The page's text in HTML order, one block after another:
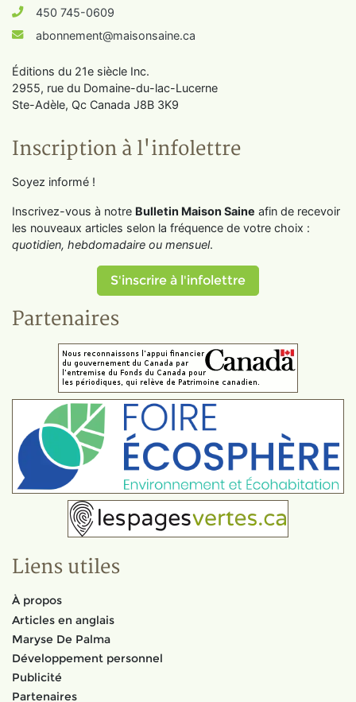
450 745-0609
abonnement@maisonsaine.ca
Éditions du 21e siècle Inc.
2955, rue du Domaine-du-lac-Lucerne
Ste-Adèle, Qc Canada J8B 3K9
Inscription à l'infolettre
Soyez informé !
Inscrivez-vous à notre Bulletin Maison Saine afin de recevoir
les nouveaux articles selon la fréquence de votre choix :
quotidien, hebdomadaire ou mensuel.
S'inscrire à l'infolettre
Partenaires
Liens utiles
À propos
Articles en anglais
Maryse De Palma
Développement personnel
Publicité
Partenaires